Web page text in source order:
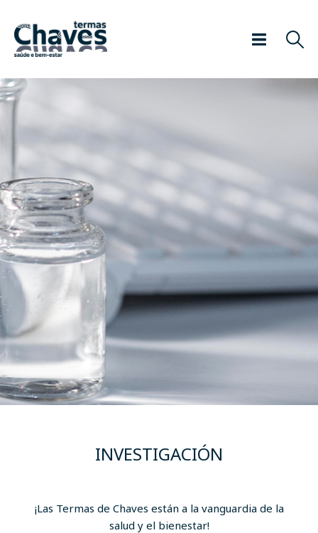
INVESTIGACIÓN
¡Las Termas de Chaves están a la vanguardia de la
salud y el bienestar!